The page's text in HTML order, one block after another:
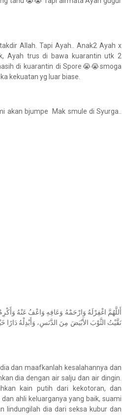
Allah. Tapi Ayah.. Anak2 Ayah x
Ayah trus di bawa kuarantin utk 2
di kuarantin di Spore😭😭smoga
kekuatan yg luar biase.
akan bjumpe Mak smule di Syurga..
أَللَّهُمَّ اغْفِرْلَهُ وَارْحَمْهُ وَعَافِهِ وَاعْفُ عَنْهُ
نَقَّيْتُ الثَّوْبَ الأَبْيَضَ مِنَ الدَّنَسِ، وَأَبْدِلْهُ دَارًا
dan maafkanlah kesalahannya dan
dia dengan air salju dan air dingin.
kain putih dari kekotoran, dan
ahli keluarganya yang baik, suami
lindungilah dia dari seksa kubur dan